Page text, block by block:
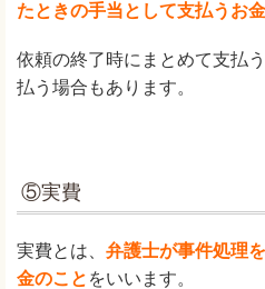
たときの手当として支払うお
依頼の終了時にまとめて支払
払う場合もあります。
⑤実費
実費とは、 弁護士が事件処理
金のこと をいいます。